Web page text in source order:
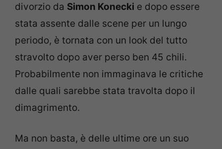
divorzio da Simon Konecki e dopo essere
stata assente dalle scene per un lungo
periodo, è tornata con un look del tutto
stravolto dopo aver perso ben 45 chili.
Probabilmente non immaginava le critiche
dalle quali sarebbe stata travolta dopo il
dimagrimento.
Ma non basta, è delle ultime ore un suo